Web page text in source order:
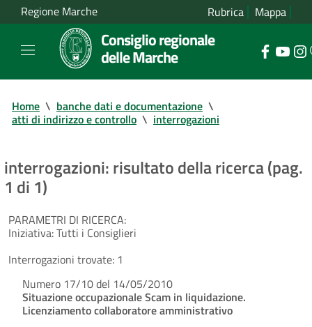
Regione Marche Rubrica Mappa
Consiglio regionale
delle Marche
Home \ banche dati e documentazione \
atti di indirizzo e controllo \ interrogazioni
interrogazioni: risultato della ricerca (pag.
1 di 1)
PARAMETRI DI RICERCA:
Iniziativa:Tutti i Consiglieri
Interrogazioni trovate: 1
Numero 17/10 del 14/05/2010
Situazione occupazionale Scam in liquidazione.
Licenziamento collaboratore amministrativo